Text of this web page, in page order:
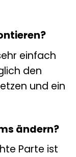
einfach
den
und ein
ändern?
Parte ist